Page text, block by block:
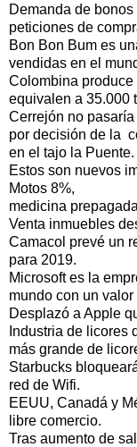
Demanda de
peticiones de
Bon Bon Bum es
vendidas en el
Colombina
equivalen a 35.000
Cerrejón no
por decisión de la
en el tajo la Puente.
Estos son nuevos
Motos 8%,
medicina
Venta inmuebles
Camacol prevé un
para 2019.
Microsoft es la
mundo con un
Desplazó a Apple
Industria de licores
más grande de
Starbucks
red de Wifi.
EEUU, Canadá y
libre comercio.
Tras aumento de